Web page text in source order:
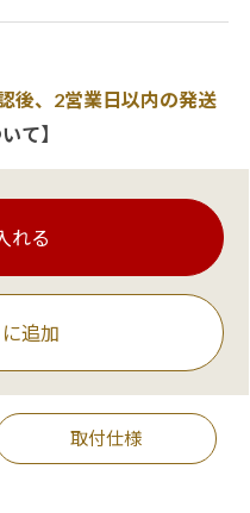
、2営業日以内の発送
て】
追加
取付仕様